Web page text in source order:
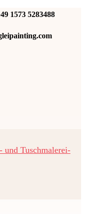
1573 5283488‬
Tuschmalerei-